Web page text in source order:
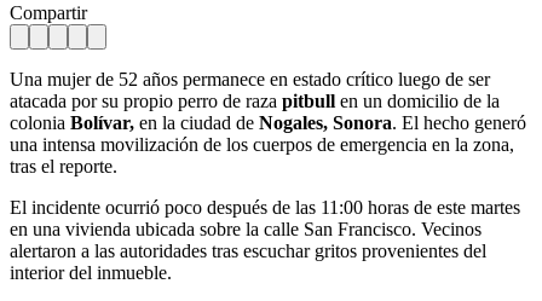
Compartir
Una mujer de 52 años permanece en estado crítico luego de ser
atacada por su propio perro de raza pitbull en un domicilio de la
colonia Bolívar, en la ciudad de Nogales, Sonora. El hecho generó
una intensa movilización de los cuerpos de emergencia en la zona,
tras el reporte.
El incidente ocurrió poco después de las 11:00 horas de este martes
en una vivienda ubicada sobre la calle San Francisco. Vecinos
alertaron a las autoridades tras escuchar gritos provenientes del
interior del inmueble.